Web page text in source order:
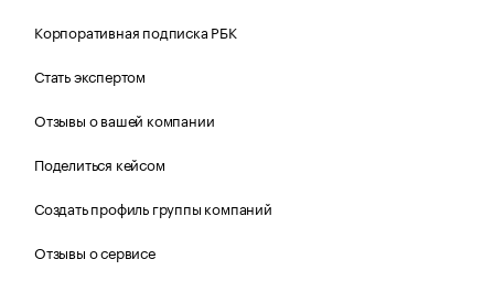
Корпоративная подписка РБК
Стать экспертом
Отзывы о вашей компании
Поделиться кейсом
Создать профиль группы компаний
Отзывы о сервисе